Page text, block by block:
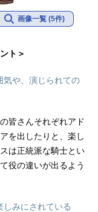
画像一覧 (5件)
ト＞
や、演じられての
皆さんそれぞれアド
を出したりと、楽し
は正統派な騎士とい
役の違いが出るよう
みにされている